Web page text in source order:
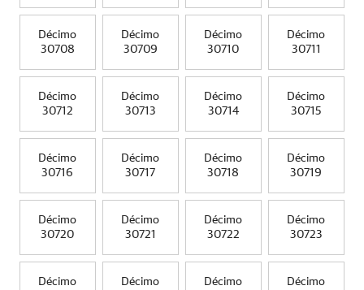
Décimo
30708
Décimo
30709
Décimo
30710
Décimo
30711
Décimo
30712
Décimo
30713
Décimo
30714
Décimo
30715
Décimo
30716
Décimo
30717
Décimo
30718
Décimo
30719
Décimo
30720
Décimo
30721
Décimo
30722
Décimo
30723
Décimo
Décimo
Décimo
Décimo